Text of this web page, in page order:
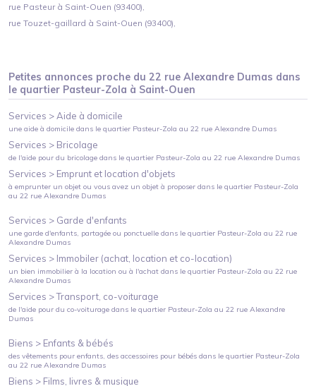
rue Pasteur à Saint-Ouen (93400),
rue Touzet-gaillard à Saint-Ouen (93400),
Petites annonces proche du 22 rue Alexandre Dumas dans
le quartier Pasteur-Zola à Saint-Ouen
Services > Aide à domicile
une aide à domicile dans le quartier Pasteur-Zola au 22 rue Alexandre Dumas
Services > Bricolage
de l'aide pour du bricolage dans le quartier Pasteur-Zola au 22 rue Alexandre Dumas
Services > Emprunt et location d'objets
à emprunter un objet ou vous avez un objet à proposer dans le quartier Pasteur-Zola
au 22 rue Alexandre Dumas
Services > Garde d'enfants
une garde d'enfants, partagée ou ponctuelle dans le quartier Pasteur-Zola au 22 rue
Alexandre Dumas
Services > Immobiler (achat, location et co-location)
un bien immobilier à la location ou à l'achat dans le quartier Pasteur-Zola au 22 rue
Alexandre Dumas
Services >Transport, co-voiturage
de l'aide pour du co-voiturage dans le quartier Pasteur-Zola au 22 rue Alexandre
Dumas
Biens > Enfants & bébés
des vêtements pour enfants, des accessoires pour bébés dans le quartier Pasteur-Zola
au 22 rue Alexandre Dumas
Biens > Films, livres & musique